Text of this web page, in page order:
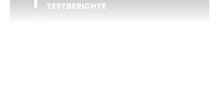
TESTBERICHTE